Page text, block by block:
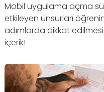
Mobil uygulama açma
etkileyen unsurları
adımlarda dikkat
içerik!